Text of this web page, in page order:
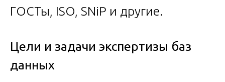
ГОСТы, ISO, SNiP и другие.
Цели и задачи экспертизы баз
данных